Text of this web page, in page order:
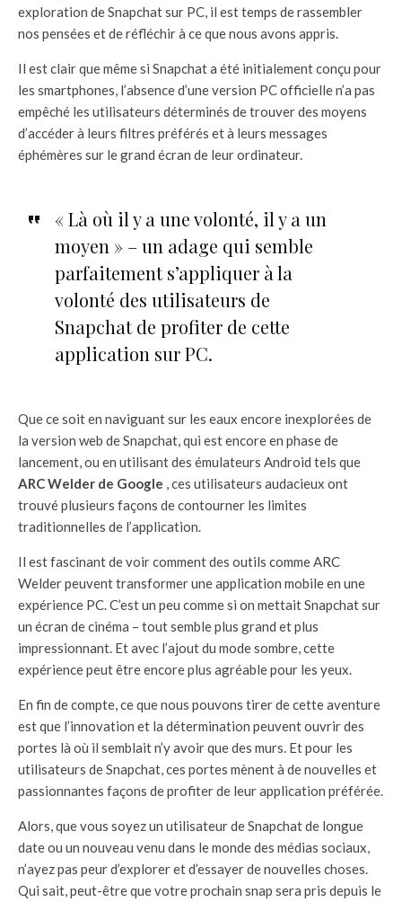
exploration de Snapchat sur PC, il est temps de rassembler
nos pensées et de réfléchir à ce que nous avons appris.
Il est clair que même si Snapchat a été initialement conçu pour
les smartphones, l’absence d’une version PC officielle n’a pas
empêché les utilisateurs déterminés de trouver des moyens
d’accéder à leurs filtres préférés et à leurs messages
éphémères sur le grand écran de leur ordinateur.
« Là où il y a une volonté, il y a un
moyen » – un adage qui semble
parfaitement s’appliquer à la
volonté des utilisateurs de
Snapchat de profiter de cette
application sur PC.
Que ce soit en naviguant sur les eaux encore inexplorées de
la version web de Snapchat, qui est encore en phase de
lancement, ou en utilisant des émulateurs Android tels que
ARC Welder de Google , ces utilisateurs audacieux ont
trouvé plusieurs façons de contourner les limites
traditionnelles de l’application.
Il est fascinant de voir comment des outils comme ARC
Welder peuvent transformer une application mobile en une
expérience PC. C’est un peu comme si on mettait Snapchat sur
un écran de cinéma – tout semble plus grand et plus
impressionnant. Et avec l’ajout du mode sombre, cette
expérience peut être encore plus agréable pour les yeux.
En fin de compte, ce que nous pouvons tirer de cette aventure
est que l’innovation et la détermination peuvent ouvrir des
portes là où il semblait n’y avoir que des murs. Et pour les
utilisateurs de Snapchat, ces portes mènent à de nouvelles et
passionnantes façons de profiter de leur application préférée.
Alors, que vous soyez un utilisateur de Snapchat de longue
date ou un nouveau venu dans le monde des médias sociaux,
n’ayez pas peur d’explorer et d’essayer de nouvelles choses.
Qui sait, peut-être que votre prochain snap sera pris depuis le